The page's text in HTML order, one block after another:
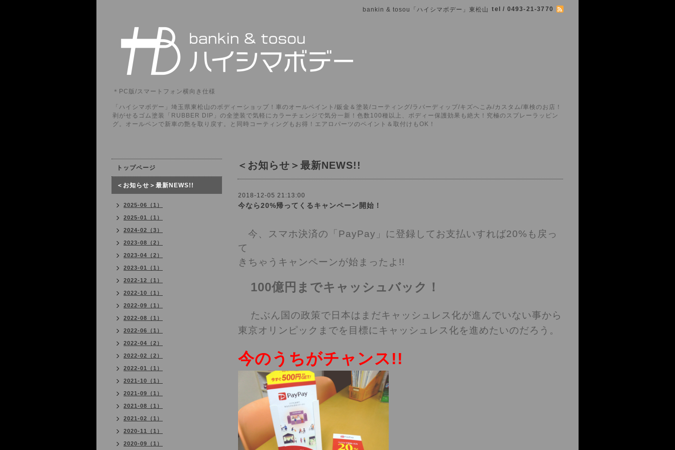
bankin & tosou「ハイシマボデー」東松山 tel / 0493-21-3770
＊PC版/スマートフォン横向き仕様
「ハイシマボデー」埼玉県東松山のボディーショップ！車のオールペイント/鈑金＆塗装/コーティング/ラバーディップ/キズへこみ/カスタム/車検のお店！
剥がせるゴム塗装「RUBBER DIP」の全塗装で気軽にカラーチェンジで気分一新！色数100種以上、ボディー保護効果も絶大！究極のスプレーラッピン
グ。オールペンで新車の艶を取り戻す。と同時コーティングもお得！エアロパーツのペイント＆取付けもOK！
＜お知らせ＞最新NEWS!!
2018-12-05 21:13:00
今なら20%帰ってくるキャンペーン開始！
今、スマホ決済の「PayPay」に登録してお支払いすれば20%も戻っ
て
きちゃうキャンペーンが始まったよ!!
100億円までキャッシュバック！
たぶん国の政策で日本はまだキャッシュレス化が進んでいない事から
東京オリンピックまでを目標にキャッシュレス化を進めたいのだろう。
今のうちがチャンス!!
トップページ
＜お知らせ＞最新NEWS!!
2025-06（1）
2025-01（1）
2024-02（3）
2023-08（2）
2023-04（2）
2023-01（1）
2022-12（1）
2022-10（1）
2022-09（1）
2022-08（1）
2022-06（1）
2022-04（2）
2022-02（2）
2022-01（1）
2021-10（1）
2021-09（1）
2021-08（1）
2021-02（1）
2020-11（1）
2020-09（1）